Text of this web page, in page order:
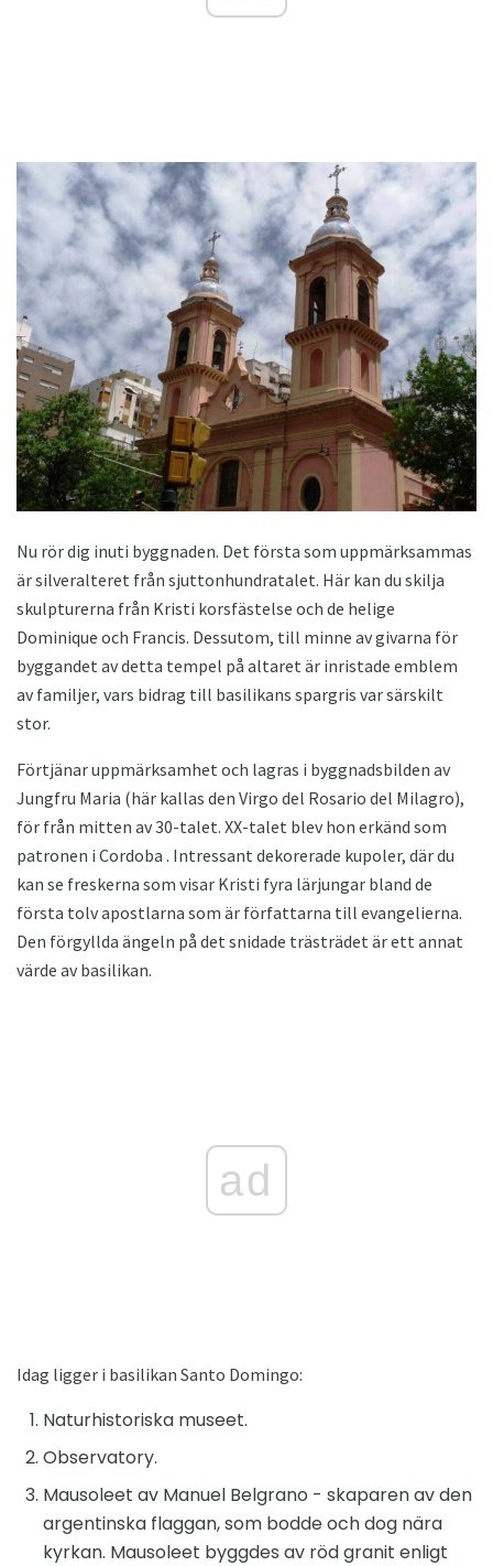
Nu rör dig inuti byggnaden. Det första som uppmärksammas
är silveralteret från sjuttonhundratalet. Här kan du skilja
skulpturerna från Kristi korsfästelse och de helige
Dominique och Francis. Dessutom, till minne av givarna för
byggandet av detta tempel på altaret är inristade emblem
av familjer, vars bidrag till basilikans spargris var särskilt
stor.
Förtjänar uppmärksamhet och lagras i byggnadsbilden av
Jungfru Maria (här kallas den Virgo del Rosario del Milagro),
för från mitten av 30-talet. XX-talet blev hon erkänd som
patronen i Cordoba . Intressant dekorerade kupoler, där du
kan se freskerna som visar Kristi fyra lärjungar bland de
första tolv apostlarna som är författarna till evangelierna.
Den förgyllda ängeln på det snidade trästrädet är ett annat
värde av basilikan.
ad
Idag ligger i basilikan Santo Domingo:
Naturhistoriska museet.
Observatory.
Mausoleet av Manuel Belgrano - skaparen av den
argentinska flaggan, som bodde och dog nära
kyrkan. Mausoleet byggdes av röd granit enligt